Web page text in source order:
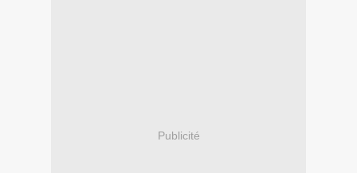
Publicité